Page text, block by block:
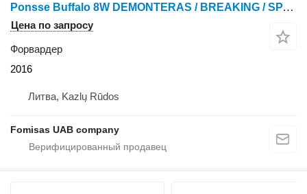
Ponsse Buffalo 8W DEMONTERAS / BREAKING / SPARE PARTS
Цена по запросу
Форвардер
2016
Литва, Kazlų Rūdos
Fomisas UAB company